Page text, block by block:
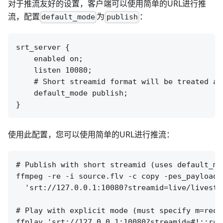
对于推流友好的设置，客户端可以使用简单的URL进行推
流，配置 default_mode 为 publish ：
srt_server {
    enabled on;
    listen 10080;
# Short streamid format will be treated
    default_mode publish;
使用此配置，您可以使用简单的URL进行推流：
# Publish with short streamid (uses
ffmpeg -re -i source.flv -c copy -
'srt://127.0.0.1:10080?streamid=live/
# Play with explicit mode (must specify